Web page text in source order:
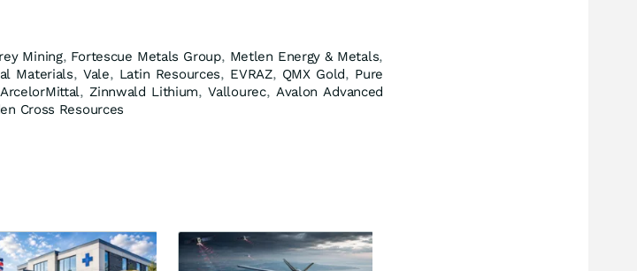
Mining, Fortescue Metals Group, Metlen Energy & Metals,
Materials, Vale, Latin Resources, EVRAZ, QMX Gold, Pure
ArcelorMittal,Zinnwald Lithium,Vallourec, Avalon Advanced
Cross Resources